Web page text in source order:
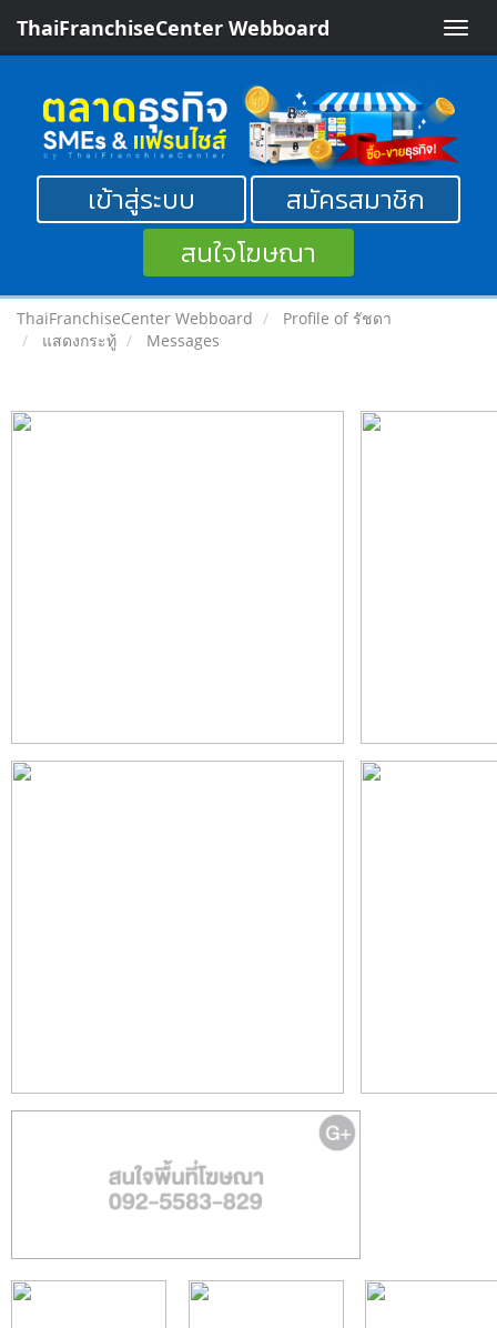
Toggle
ThaiFranchiseCenter Webboard
เข้าสู่ระบบ
สมัครสมาชิก
สนใจโฆษณา
ThaiFranchiseCenter Webboard
Profile of รัชดา
แสดงกระทู้
Messages